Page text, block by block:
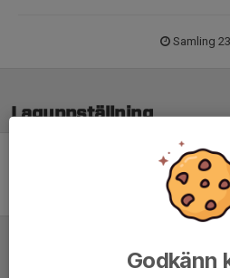
Samling
Laguppställning
Ingen
Godkänn